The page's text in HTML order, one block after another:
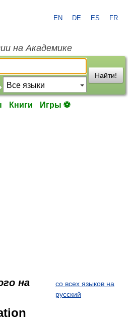
EN DE ES FR
на Академике
Найти!
Книги Игры ⚽
на
со всех языков на
русский